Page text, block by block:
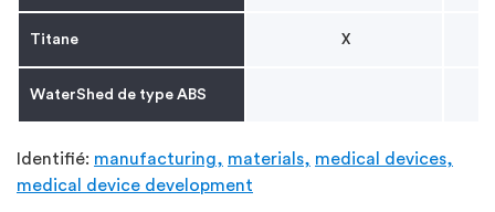
Titane X
WaterShed de type ABS
Identifié: manufacturing, materials, medical devices,
medical device development